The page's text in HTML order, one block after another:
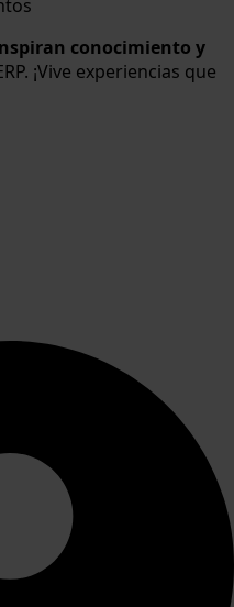
conocimiento y
¡Vive experiencias que